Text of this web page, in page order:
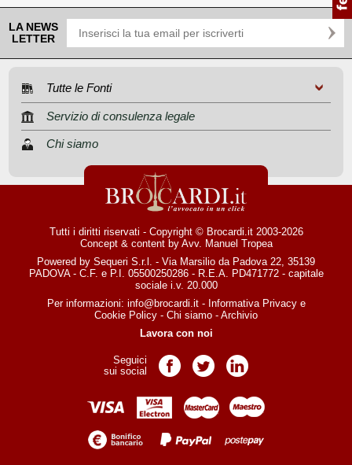
LA NEWS
LETTER
Tutte le Fonti
Servizio di consulenza legale
Chi siamo
Tutti i diritti riservati - Copyright © Brocardi.it 2003-2026
Concept & content by Avv. Manuel Tropea
Powered by Sequeri S.r.l. - Via Marsilio da Padova 22, 35139
PADOVA - C.F. e P.I. 05500250286 - R.E.A. PD471772 - capitale
sociale i.v. 20.000
Per informazioni: info@brocardi.it- Informativa Privacye
Cookie Policy - Chi siamo - Archivio
Lavora con noi
Seguici
sui social
Pagina Facebook
Pagina TwitterPagina LinkedIn